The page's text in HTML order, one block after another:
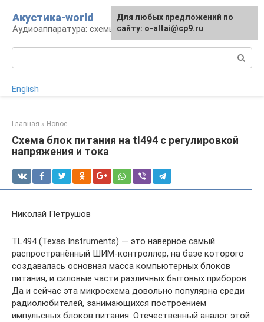
контенту
Акустика-world
Аудиоаппаратура: схемы и работа
English
Главная » Новое
Схема блок питания на tl494 с регулировкой
напряжения и тока
Николай Петрушов
TL494 (Texas Instruments) — это наверное самый
распространённый ШИМ-контроллер, на базе которого
создавалась основная масса компьютерных блоков
питания, и силовые части различных бытовых приборов.
Да и сейчас эта микросхема довольно популярна среди
радиолюбителей, занимающихся построением
импульсных блоков питания. Отечественный аналог этой
Для любых предложений по
сайту: o-altai@cp9.ru